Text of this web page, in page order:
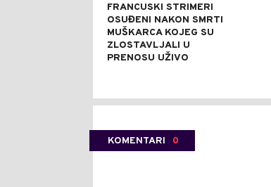
FRANCUSKI STRIMERI
OSUĐENI NAKON SMRTI
MUŠKARCA KOJEG SU
ZLOSTAVLJALI U
PRENOSU UŽIVO
KOMENTARI 0